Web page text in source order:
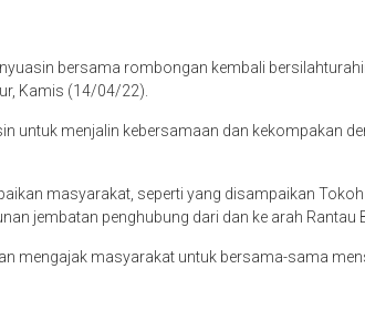
bersama rombongan kembali
Kamis (14/04/22).
untuk menjalin kebersamaan dan kekompakan
masyarakat, seperti yang disampaikan
jembatan penghubung dari dan ke arah Rantau
mengajak masyarakat untuk bersama-sama